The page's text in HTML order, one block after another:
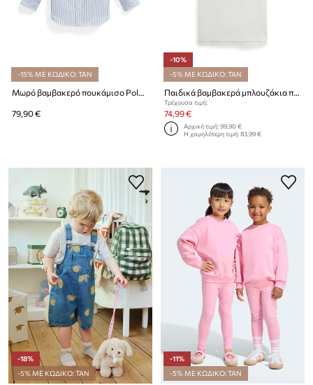
-15% ΜΕ ΚΩΔΙΚΟ: TAN
Μωρό βαμβακερό πουκάμισο Polo Ralph Lauren
79,90 €
-10%
-5% ΜΕ ΚΩΔΙΚΟ: TAN
Παιδικά βαμβακερά μπλουζάκια πόλο Polo Ralph Lauren
Τρέχουσα τιμή:
74,99 €
Αρχική τιμή:99,90 €
Η χαμηλότερη τιμή:83,99 €
-18%
-5% ΜΕ ΚΩΔΙΚΟ: TAN
-11%
-5% ΜΕ ΚΩΔΙΚΟ: TAN